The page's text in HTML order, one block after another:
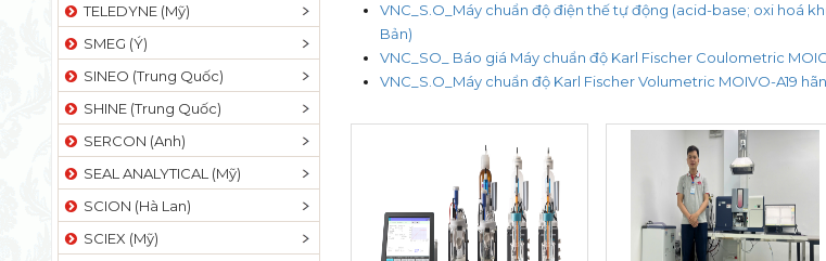
TELEDYNE (Mỹ)
SMEG (Ý)
SINEO (Trung Quốc)
SHINE (Trung Quốc)
SERCON (Anh)
SEAL ANALYTICAL (Mỹ)
SCION (Hà Lan)
SCIEX (Mỹ)
VNC_S.O_Máy chuẩn độ điện thế tự động (acid-base; oxi hoá
Bản)
VNC_SO_ Báo giá Máy chuẩn độ Karl Fischer Coulometric
VNC_S.O_Máy chuẩn độ Karl Fischer Volumetric MOIVO-A19